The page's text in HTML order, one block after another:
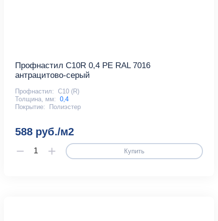
Профнастил С10R 0,4 PE RAL 7016
антрацитово-серый
Профнастил: С10 (R)
Толщина, мм: 0,4
Покрытие:
Полиэстер
588 руб./м2
Купить